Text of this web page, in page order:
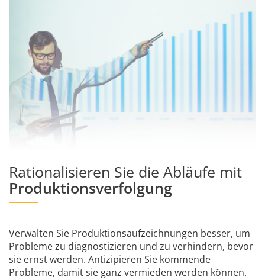
Rationalisieren Sie die Abläufe mit
Produktionsverfolgung
Verwalten Sie Produktionsaufzeichnungen besser, um
Probleme zu diagnostizieren und zu verhindern, bevor
sie ernst werden. Antizipieren Sie kommende
Probleme, damit sie ganz vermieden werden können.